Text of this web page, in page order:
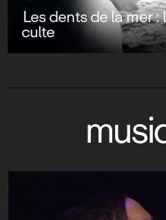
Les dents de la mer
culte